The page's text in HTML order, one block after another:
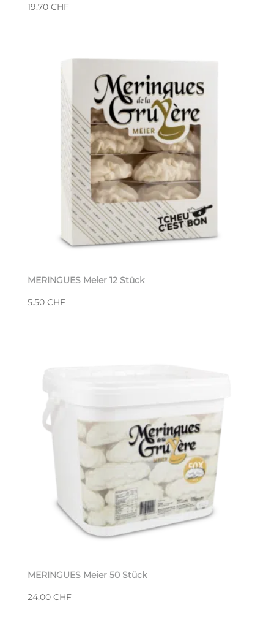
19.70 CHF
MERINGUES Meier 12 Stück
5.50 CHF
MERINGUES Meier 50 Stück
24.00 CHF